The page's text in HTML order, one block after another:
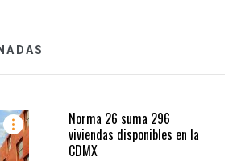
Norma 26 suma 296
viviendas disponibles en la
CDMX